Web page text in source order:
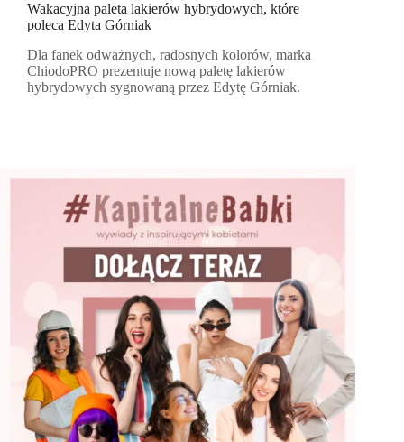
Wakacyjna paleta lakierów hybrydowych, które
poleca Edyta Górniak
Dla fanek odważnych, radosnych kolorów, marka
ChiodoPRO prezentuje nową paletę lakierów
hybrydowych sygnowaną przez Edytę Górniak.